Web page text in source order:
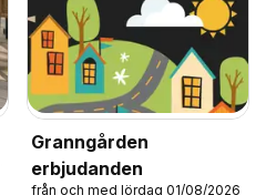
Granngården
erbjudanden
från och med lördag 01/08/2026